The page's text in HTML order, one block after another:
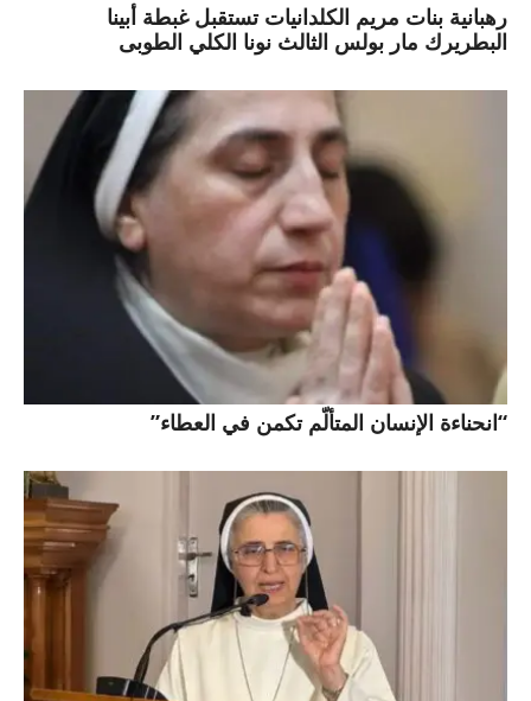
رهبانية بنات مريم الكلدانيات تستقبل غبطة أبينا
البطريرك مار بولس الثالث نونا الكلي الطوبى
“انحناءة الإنسان المتألّم تكمن في العطاء”